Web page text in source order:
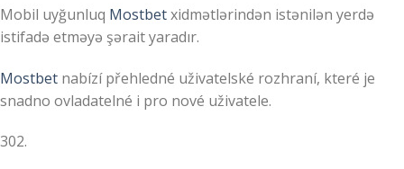
Mobil uyğunluq Mostbetxidmətlərindən istənilən yerdə
istifadə etməyə şərait yaradır.
Mostbet nabízí přehledné uživatelské rozhraní, které je
snadno ovladatelné i pro nové uživatele.
302.